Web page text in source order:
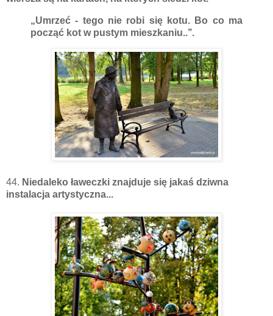
„Umrzeć - tego nie robi się kotu. Bo co ma
począć kot w pustym mieszkaniu..’’.
44. Niedaleko ławeczki znajduje się jakaś dziwna
instalacja artystyczna...